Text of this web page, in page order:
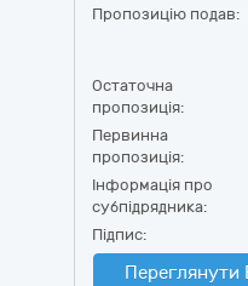
Пропозицію подав:
Остаточна
пропозиція:
Первинна
пропозиція:
Інформація про
субпідрядника:
Підпис:
Переглянути